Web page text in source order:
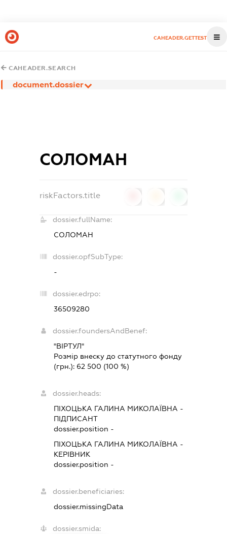
CAHEADER.GETTEST
CAHEADER.SEARCH
document.dossier
СОЛОМАН
riskFactors.title
dossier.fullName:
СОЛОМАН
dossier.opfSubType:
-
dossier.edrpo:
36509280
dossier.foundersAndBenef:
"ВІРТУЛ"
Розмір внеску до статутного фонду
(грн.): 62 500 (100 %)
dossier.heads:
ПІХОЦЬКА ГАЛИНА МИКОЛАЇВНА -
ПІДПИСАНТ
dossier.position -
ПІХОЦЬКА ГАЛИНА МИКОЛАЇВНА -
КЕРІВНИК
dossier.position -
dossier.beneficiaries:
dossier.missingData
dossier.smida: